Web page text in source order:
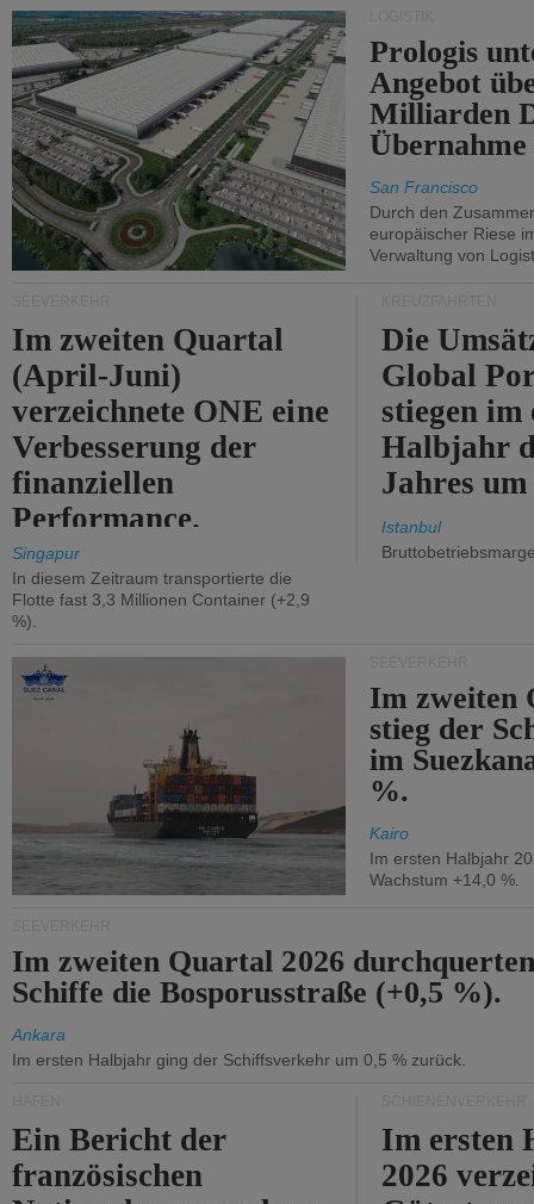
von Hormuz.
Prologis
Angebot
Milliarden
Übernahme
San Francisco
Durch den
europäischer Riese
Verwaltung von
Im zweiten Quartal
(April-Juni)
verzeichnete ONE eine
Verbesserung der
finanziellen
Performance.
Singapur
In diesem Zeitraum transportierte die
Flotte fast 3,3 Millionen Container (+2,9
%).
Die
Global
stiegen im
Halbjahr
Jahres
Istanbul
Im zweiten
stieg der
im
%.
Kairo
Im ersten Halbjahr
Wachstum +14,0 %.
Im zweiten Quartal 2026
Schiffe die Bosporusstraße (+0,5 %).
Ankara
Im ersten Halbjahr ging der Schiffsverkehr um 0,5 % zurück.
Ein Bericht der
französischen
Im ersten
2026